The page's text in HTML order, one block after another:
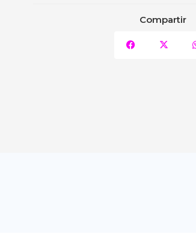
Compartir